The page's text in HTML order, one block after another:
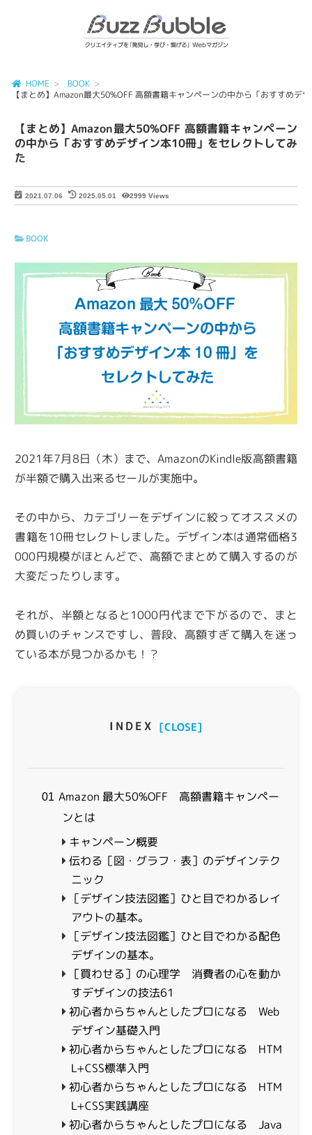
HOME
BOOK
【まとめ】Amazon最大50%OFF 高額書籍キャンペーンの中から「おすすめデ
【まとめ】Amazon最大50%OFF 高額書籍キャンペーン
の中から「おすすめデザイン本10冊」をセレクトしてみ
た
2021.07.06 2025.05.01 2999 Views
BOOK
2021年7月8日（木）まで、AmazonのKindle版高額書籍
が半額で購入出来るセールが実施中。
その中から、カテゴリーをデザインに絞ってオススメの
書籍を10冊セレクトしました。デザイン本は通常価格3
000円規模がほとんどで、高額でまとめて購入するのが
大変だったりします。
それが、半額となると1000円代まで下がるので、まと
め買いのチャンスですし、普段、高額すぎて購入を迷っ
ている本が見つかるかも！？
INDEX [CLOSE]
01 Amazon 最大50%OFF 高額書籍キャンペー
ンとは
キャンペーン概要
伝わる［図・グラフ・表］のデザインテク
ニック
［デザイン技法図鑑］ひと目でわかるレイ
アウトの基本。
［デザイン技法図鑑］ひと目でわかる配色
デザインの基本。
［買わせる］の心理学 消費者の心を動か
すデザインの技法61
初心者からちゃんとしたプロになる Web
デザイン基礎入門
初心者からちゃんとしたプロになる HTM
L+CSS標準入門
初心者からちゃんとしたプロになる HTM
L+CSS実践講座
初心者からちゃんとしたプロになる Java